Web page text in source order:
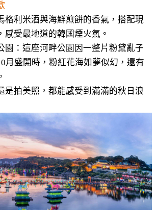
格利米酒與海鮮煎餅的香氣，搭配現
感受最地道的韓國煙火氣。
園：這座河畔公園因一整片粉黛亂子
月盛開時，粉紅花海如夢似幻，還有
是拍美照，都能感受到滿滿的秋日浪